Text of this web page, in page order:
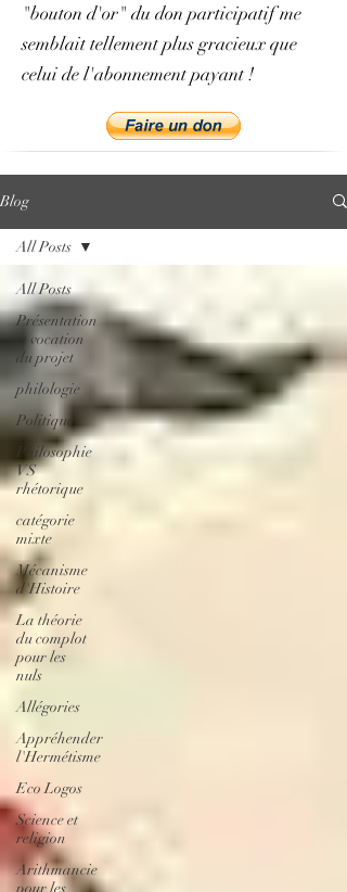
"bouton d'or" du don participatif me
semblait tellement plus gracieux que
celui de l'abonnement payant !
Blog
All Posts
Présentation
et vocation
du projet
philologie
Politique
Philosophie
VS
rhétorique
catégorie
mixte
Mécanisme
d'Histoire
La théorie
du complot
pour les
nuls
Allégories
Appréhender
l'Hermétisme
Eco Logos
Science et
religion
Arithmancie
pour les
All Posts